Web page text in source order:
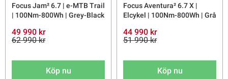
Focus Jam² 6.7 | e-MTB Trail
| 100Nm-800Wh | Grey-Black
49 990 kr
62 990 kr
Köp nu
Focus Aventura² 6.7 X |
Elcykel | 100Nm-800Wh | Grå
44 990 kr
51 990 kr
Köp nu